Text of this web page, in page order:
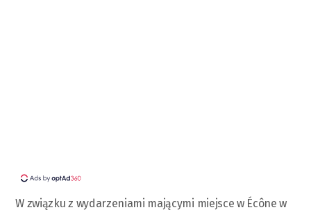
W związku z wydarzeniami mającymi miejsce w Écône w